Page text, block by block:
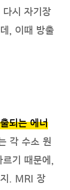
시 자기장
, 이때 방출
되는 에너
각 수소 원
기 때문에,
. MRI 장